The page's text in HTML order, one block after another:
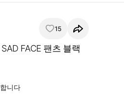
15
FACE 팬츠 블랙
니다